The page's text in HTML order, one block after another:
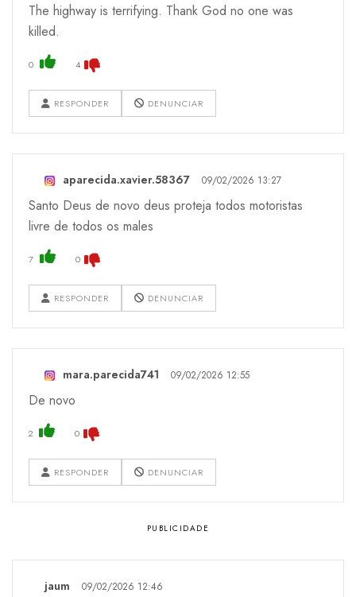
The highway is terrifying. Thank God no one was
killed.
0 4
RESPONDER DENUNCIAR
aparecida.xavier.58367 09/02/2026 13:27
Santo Deus de novo deus proteja todos motoristas
livre de todos os males
7 0
RESPONDER DENUNCIAR
mara.parecida741 09/02/2026 12:55
De novo
2 0
RESPONDER DENUNCIAR
jaum 09/02/2026 12:46